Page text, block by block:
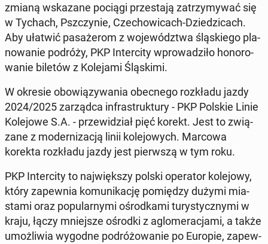
zmianą wska­za­ne pociągi prze­sta­ją za­trzy­my­wać się
w Tychach, Psz­czy­nie, Cze­cho­wi­cach-Dzie­dzi­cach.
Aby ułatwić pa­sa­że­rom z wo­je­wódz­twa ślą­skie­go pla­
no­wa­nie podróży, PKP In­ter­ci­ty wpro­wa­dzi­ło ho­no­ro­
wa­nie biletów z Ko­le­ja­mi Ślą­ski­mi.
W okresie obo­wią­zy­wa­nia obec­ne­go roz­kła­du jazdy
2024/2025 za­rząd­ca in­fra­struk­tu­ry - PKP Polskie Linie
Ko­le­jo­we S.A. - prze­wi­dział pięć korekt. Jest to zwią­
za­ne z mo­der­ni­za­cją linii ko­le­jo­wych. Marcowa
korekta roz­kła­du jazdy jest pierw­szą w tym roku.
PKP In­ter­ci­ty to naj­więk­szy polski ope­ra­tor ko­le­jo­wy,
który za­pew­nia ko­mu­ni­ka­cję po­mię­dzy dużymi mia­
sta­mi oraz po­pu­lar­ny­mi ośrod­ka­mi tu­ry­stycz­ny­mi w
kraju, łączy mniej­sze ośrodki z aglo­me­ra­cja­mi, a także
umoż­li­wia wygodne po­dró­żo­wa­nie po Europie, za­pew­